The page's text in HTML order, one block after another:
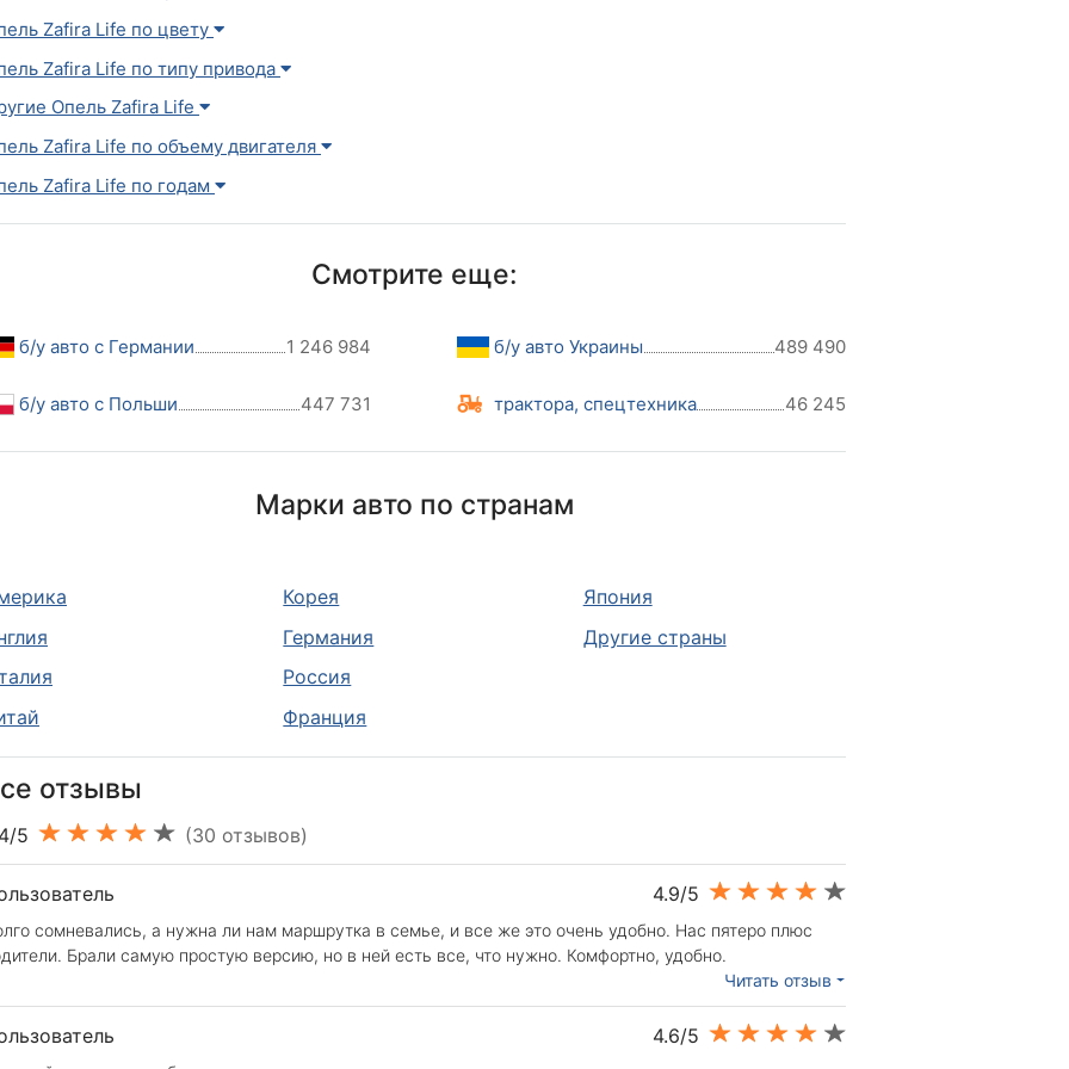
Zafira Life по цвету
Zafira Life по типу привода
Опель Zafira Life
Zafira Life по объему двигателя
Zafira Life по годам
Смотрите еще:
б/у авто с Германии 1 246 984
б/у авто с Польши 447 731
б/у авто Украины 489 490
трактора, спецтехника 46 245
Марки авто по странам
Корея
Германия
Россия
Франция
Япония
Другие страны
отзывы
5 (30 отзывов)
4.9/5
сомневались, а нужна ли нам маршрутка в семье, и все же это очень удобно. Нас пятеро плюс
Брали самую простую версию, но в ней есть все, что нужно. Комфортно, удобно.
Читать отзыв
4.6/5